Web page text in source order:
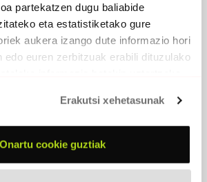
partekatzen dugu baliabide
eta estatistiketako gure
aukera izango dute informazio hori
edo euren zerbitzuak erabili dituzulako
Erakutsi xehetasunak
Onartu cookie guztiak
(SG-DG)